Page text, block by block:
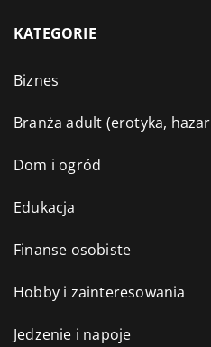
KATEGORIE
Biznes
Branża adult (erotyka,
Dom i ogród
Edukacja
Finanse osobiste
Hobby i zainteresowania
Jedzenie i napoje